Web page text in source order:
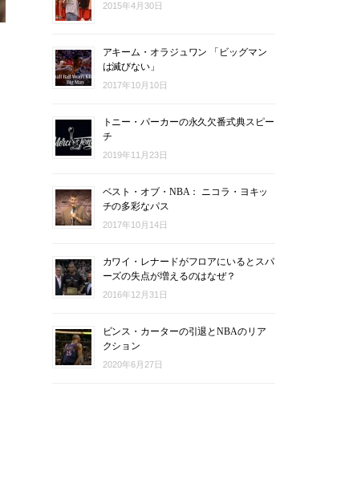
2015年4月30日
アキーム・オラジュワン 「ビッグマン
は滅びない」
2017年10月10日
トニー・パーカーの永久欠番式典スピー
チ
2019年11月23日
ベスト・オブ・NBA： ニコラ・ヨキッ
チの多彩なパス
2017年10月14日
カワイ・レナードがフロアにいるとスパ
ーズの失点が増えるのはなぜ？
2016年12月31日
ビンス・カーターの引退とNBAのリア
クション
2020年6月27日